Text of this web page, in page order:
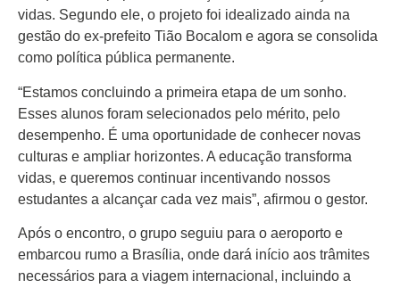
Blogs e
Colunas
Especiais
Gastronomia
TV Portal
Sobre o
Portal Acre
Expediente
vidas. Segundo ele, o projeto foi idealizado ainda na
gestão do ex-prefeito Tião Bocalom e agora se consolida
como política pública permanente.
“Estamos concluindo a primeira etapa de um sonho.
Esses alunos foram selecionados pelo mérito, pelo
desempenho. É uma oportunidade de conhecer novas
culturas e ampliar horizontes. A educação transforma
vidas, e queremos continuar incentivando nossos
estudantes a alcançar cada vez mais”, afirmou o gestor.
Após o encontro, o grupo seguiu para o aeroporto e
embarcou rumo a Brasília, onde dará início aos trâmites
necessários para a viagem internacional, incluindo a